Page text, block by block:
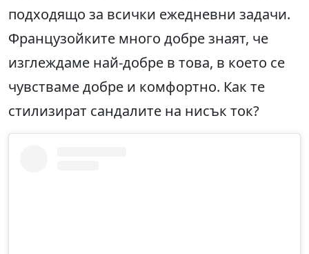
подходящо за всички ежедневни задачи.
Французойките много добре знаят, че
изглеждаме най-добре в това, в което се
чувстваме добре и комфортно. Как те
стилизират сандалите на нисък ток?